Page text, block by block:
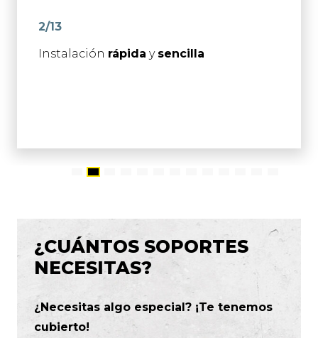
2/13
Instalación rápida y sencilla
¿CUÁNTOS SOPORTES
NECESITAS?
¿Necesitas algo especial? ¡Te tenemos
cubierto!